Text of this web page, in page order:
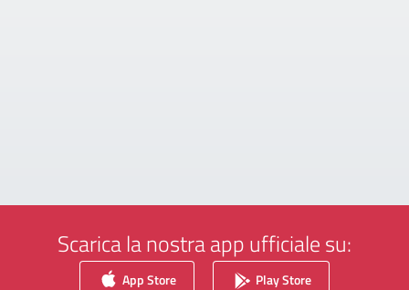
Scarica la nostra app ufficiale su:
App Store Play Store